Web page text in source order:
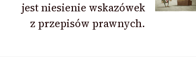
jest niesienie wskazówek
z przepisów prawnych.